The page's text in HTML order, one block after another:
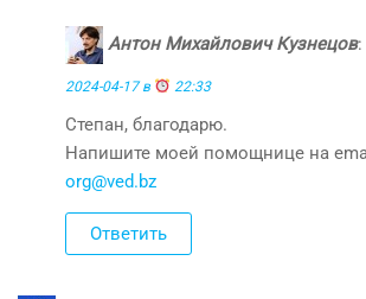
Антон Михайлович Кузнецов:
2024-04-17 в 22:33
Степан, благодарю.
Напишите моей помощнице на
org@ved.bz
Ответить